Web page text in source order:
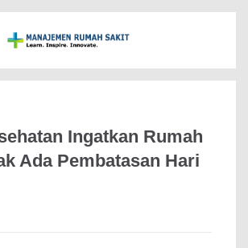
Ingatkan Rumah
Ada Pembatasan Hari